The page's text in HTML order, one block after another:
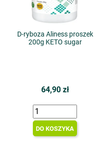
D-ryboza Aliness proszek
200g KETO sugar
64,90 zł
DO KOSZYKA